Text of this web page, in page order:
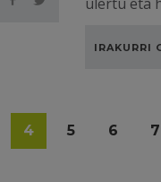
IRAKURRI
4 5 6 7